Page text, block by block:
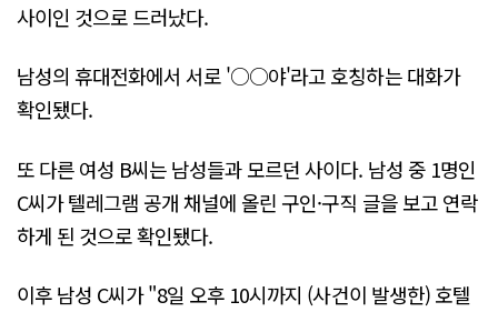
사이인 것으로 드러났다.
남성의 휴대전화에서 서로 '○○야'라고 호칭하는 대화가
확인됐다.
또 다른 여성 B씨는 남성들과 모르던 사이다. 남성 중 1명인
C씨가 텔레그램 공개 채널에 올린 구인·구직 글을 보고 연락
하게 된 것으로 확인됐다.
이후 남성 C씨가 "8일 오후 10시까지 (사건이 발생한) 호텔